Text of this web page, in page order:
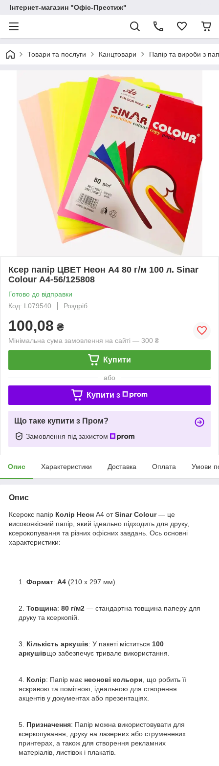
Інтернет-магазин "Офіс-Престиж"
Товари та послуги Канцтовари Папір та вироби з
Ксер папір ЦВЕТ Неон А4 80 г/м 100 л. Sinar
Colour А4-56/125808
Готово до відправки
Код: L079540
Роздріб
100,08 ₴
Мінімальна сума замовлення на сайті — 300 ₴
Купити
або
Купити з
Що таке купити з Пром?
Замовлення під захистом
Опис Характеристики Доставка Оплата Умови
Опис
Ксерокс папір Колір Неон А4 отSinar Colour— це
високоякісний папір, який ідеально підходить для друку,
ксерокопування та різних офісних завдань. Ось основні
характеристики:
Формат: A4 (210 x 297 мм).
Товщина: 80 г/м2 — стандартна товщина паперу для
друку та ксеркопій.
Кількість аркушів: У пакеті міститься 100
аркушівщо забезпечує тривале використання.
Колір: Папір має неонові кольори , що робить її
яскравою та помітною, ідеальною для створення
акцентів у документах або презентаціях.
Призначення: Папір можна використовувати для
ксеркопування, друку на лазерних або струменевих
принтерах, а також для створення рекламних
матеріалів, листівок і плакатів.